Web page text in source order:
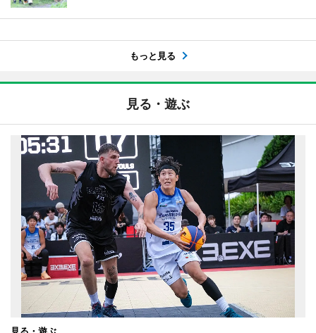
もっと見る
見る・遊ぶ